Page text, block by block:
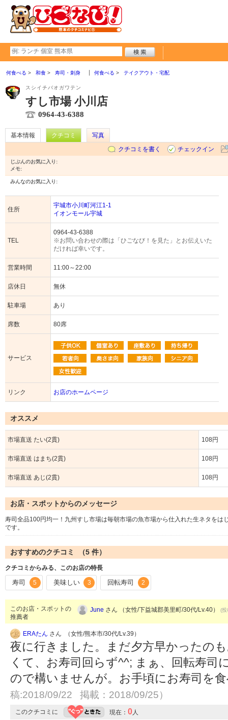
何食べる 和食 寿司・刺身 何食べる テイクアウト・宅配
スシイチバオガワテン
すし市場 小川店
0964-43-6388
基本情報 クチコミ
写真
クチコミを書く
チェックイン
じぶんのお気に入り:
メモ:
みんなのお気に入り:
住所
宇城市小川町河江1-1
イオンモール宇城
TEL
0964-43-6388
※お問い合わせの際は「ひごなび！を見た」とお伝えいた
だければ幸いです。
営業時間 11:00～22:00
店休日 無休
駐車場 あり
席数 80席
サービス
リンク お店のホームページ
オススメ
市場直送 たい(2貫) 108円
市場直送 はまち(2貫) 108円
市場直送 あじ(2貫) 108円
お店・スポットからのメッセージ
寿司全品100円均一！九州すし市場は毎朝市場の魚市場から仕入れた生ネタを
です。
おすすめのクチコミ （5 件）
クチコミからみる、このお店の特長
寿司 5 美味しい 3 回転寿司 2
このお店・スポットの
推薦者
June さん （女性/下益城郡美里町/30代/Lv.40） (
ERAたん さん （女性/熊本市/30代/Lv.39）
夜に行きました。まだ夕方早かったの
くて、お寿司回らず^^; まぁ、回転寿司
ので構いませんが。お手頃にお寿司を
稿:2018/09/22 掲載：2018/09/25）
このクチコミに 現在： 0 人